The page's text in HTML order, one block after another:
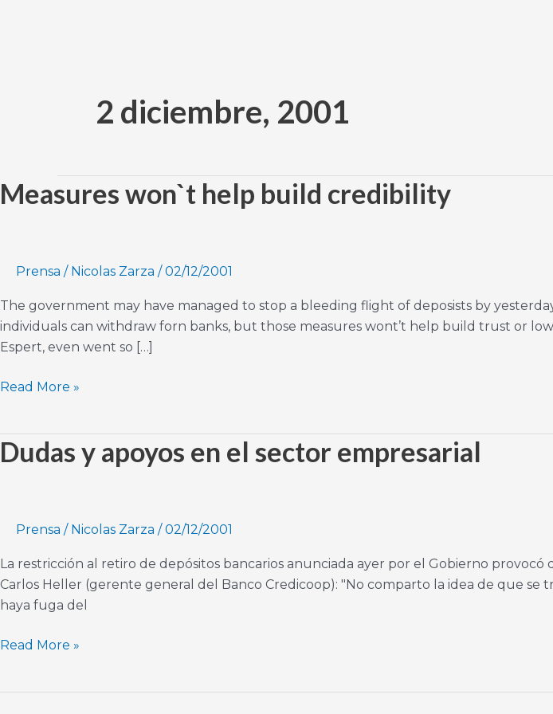
2 diciembre, 2001
Measures won`t help build credibility
Prensa / Nicolas Zarza /02/12/2001
The government may have managed to stop a bleeding flight of deposists by
individuals can withdraw forn banks, but those measures wont’t help build trust or
Espert, even went so […]
Measures
won`t
credibility
Read More »
Dudas y apoyos en el sector empresarial
Prensa / Nicolas Zarza /02/12/2001
La restricción al retiro de depósitos bancarios anunciada ayer por el Gobierno
Carlos Heller (gerente general del Banco Credicoop): "No comparto la idea de que
haya fuga del
Dudas
y
empresarial
Read More »